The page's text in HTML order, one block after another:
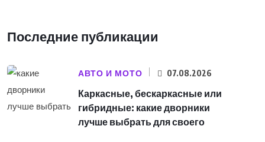
Последние публикации
АВТО И МОТО 07.08.2026
Каркасные, бескаркасные или
гибридные: какие дворники
лучше выбрать для своего